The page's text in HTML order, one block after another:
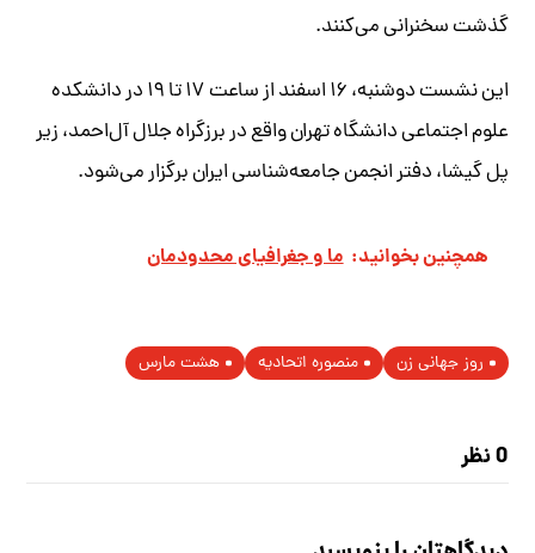
گذشت سخنرانی می‌کنند.
این نشست دوشنبه، ۱۶ اسفند از ساعت ۱۷ تا ۱۹ در دانشکده
علوم اجتماعی دانشگاه تهران واقع در برزگراه جلال آل‌احمد، زیر
پل گیشا، دفتر انجمن جامعه‌شناسی ایران برگزار می‌شود.
همچنین بخوانید: ما و جغرافیای محدودمان
روز جهانی زن منصوره اتحادیه هشت مارس
0 نظر